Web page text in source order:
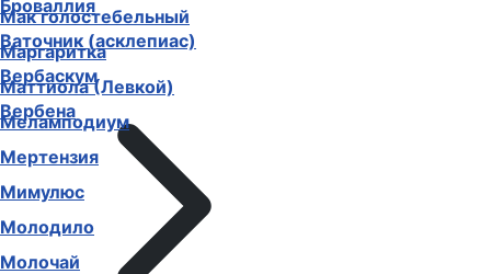
Броваллия
Ваточник (асклепиас)
Вербаскум
Вербена
Мак голостебельный
Маргаритка
Маттиола (Левкой)
Меламподиум
Мертензия
Мимулюс
Молодило
Молочай